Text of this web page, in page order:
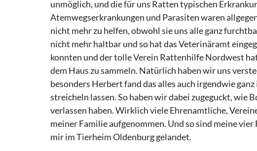
unmöglich, und die für uns Ratten typischen
Atemwegserkrankungen und Parasiten waren
nicht mehr zu helfen, obwohl sie uns alle ganz
nicht mehr haltbar und so hat das Veterinäramt
konnten und der tolle Verein Rattenhilfe Nordwest
dem Haus zu sammeln. Natürlich haben wir uns
besonders Herbert fand das alles auch irgendwie
streicheln lassen. So haben wir dabei zugeguckt, wie
verlassen haben. Wirklich viele Ehrenamtliche,
meiner Familie aufgenommen. Und so sind meine
mir im Tierheim Oldenburg gelandet.